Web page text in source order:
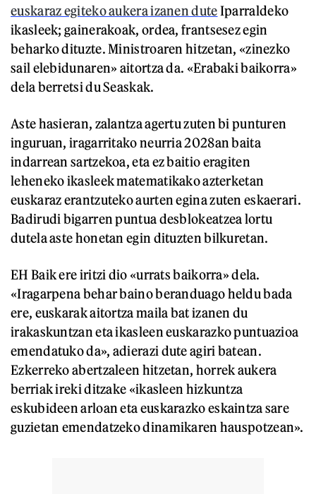
euskaraz egiteko aukera izanen duteIparraldeko
ikasleek; gainerakoak, ordea, frantsesez egin
beharko dituzte. Ministroaren hitzetan, «zinezko
sail elebidunaren» aitortza da. «Erabaki baikorra»
dela berretsi du Seaskak.
Aste hasieran, zalantza agertu zuten bi punturen
inguruan, iragarritako neurria 2028an baita
indarrean sartzekoa, eta ez baitio eragiten
leheneko ikasleek matematikako azterketan
euskaraz erantzuteko aurten egina zuten eskaerari.
Badirudi bigarren puntua desblokeatzea lortu
dutela aste honetan egin dituzten bilkuretan.
EH Baik ere iritzi dio «urrats baikorra» dela.
«Iragarpena behar baino beranduago heldu bada
ere, euskarak aitortza maila bat izanen du
irakaskuntzan eta ikasleen euskarazko puntuazioa
emendatuko da», adierazi dute agiri batean.
Ezkerreko abertzaleen hitzetan, horrek aukera
berriak ireki ditzake «ikasleen hizkuntza
eskubideen arloan eta euskarazko eskaintza sare
guzietan emendatzeko dinamikaren hauspotzean».